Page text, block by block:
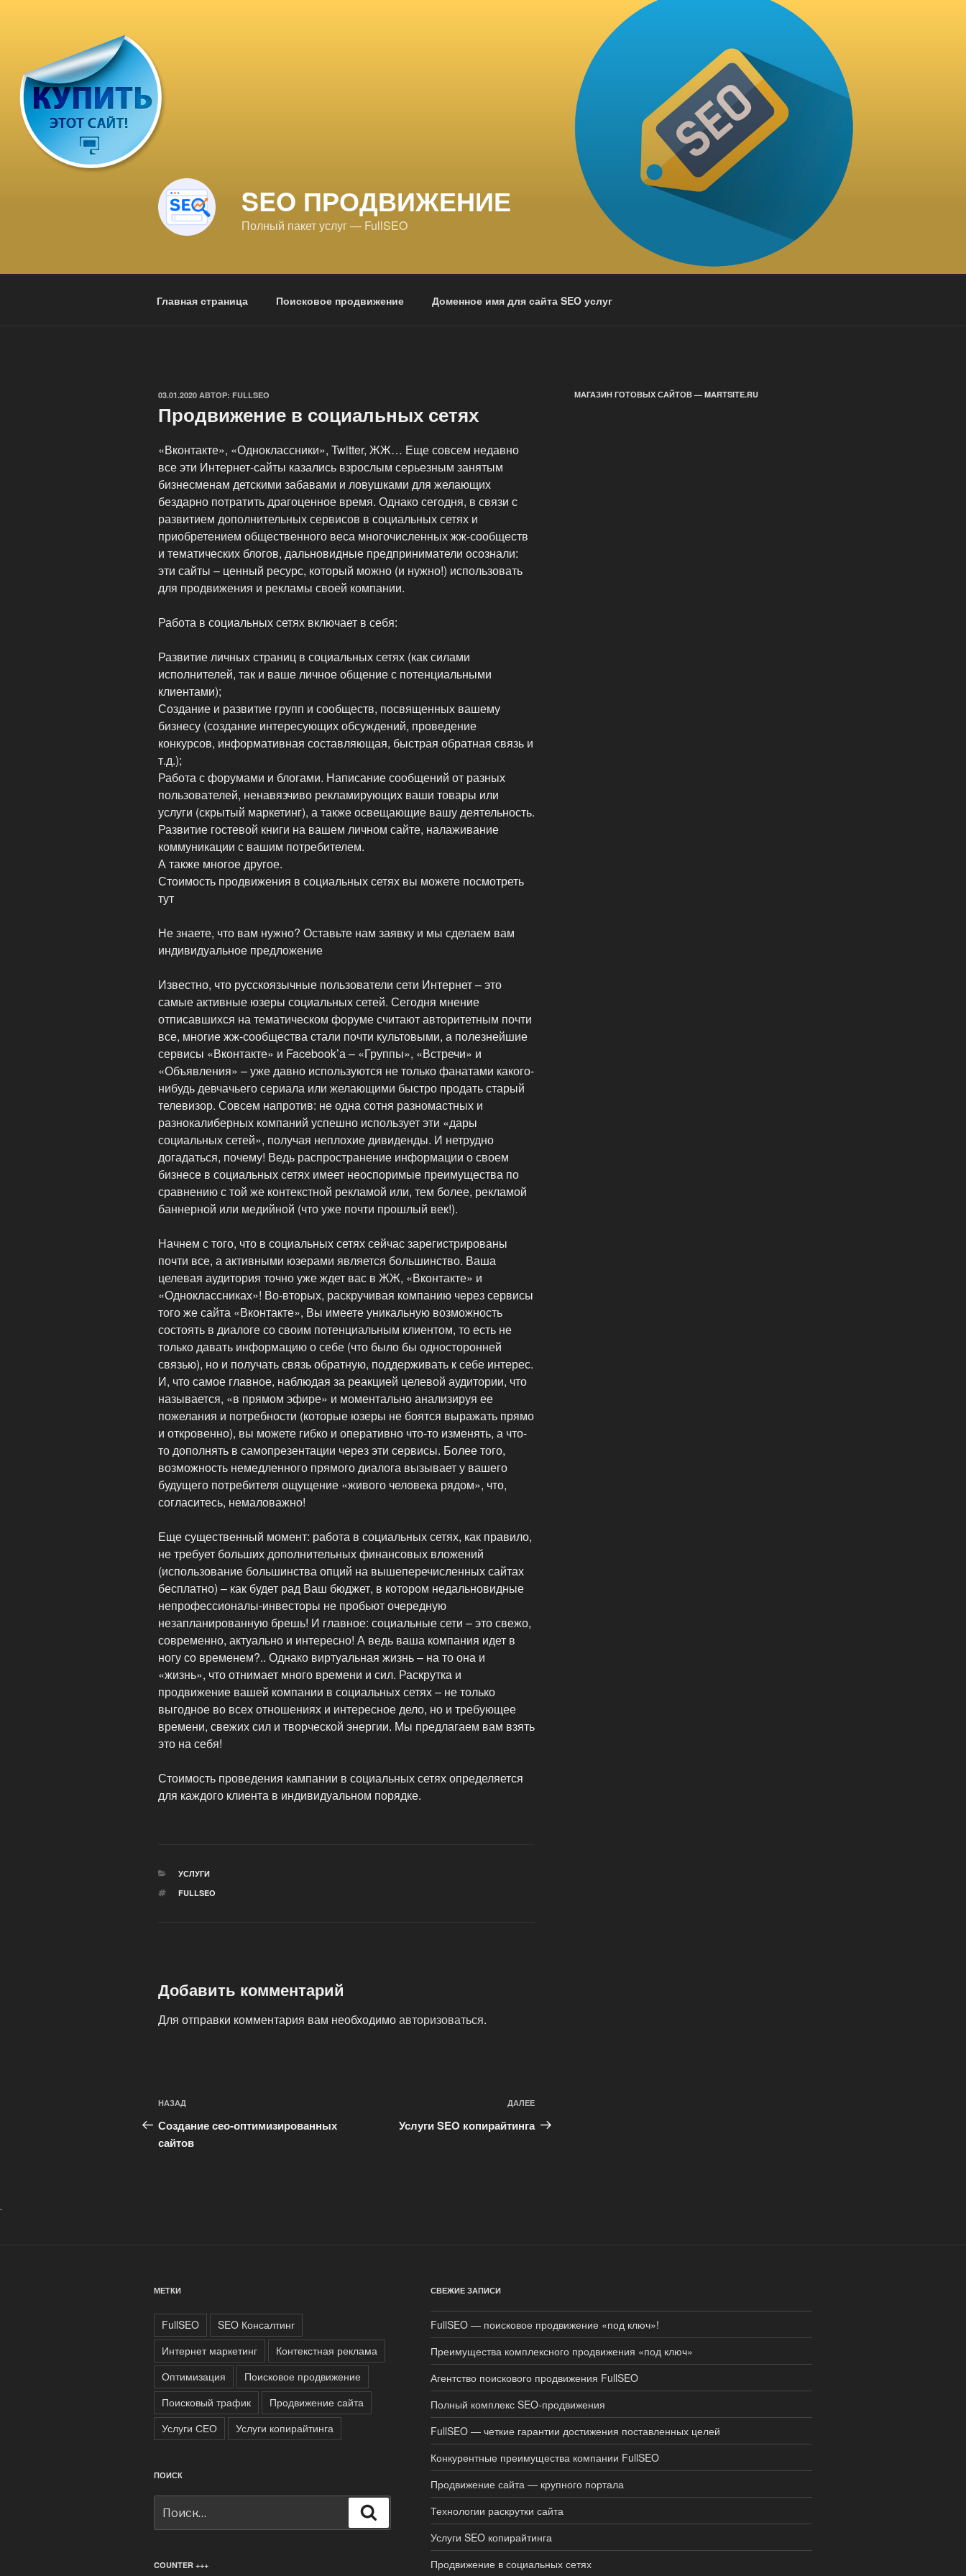
SEO ПРОДВИЖЕНИЕ
Полный пакет услуг — FullSEO
Главная страница Поисковое продвижение Доменное имя для сайта SEO услуг
ОПУБЛИКОВАНО
03.01.2020 АВТОР: FULLSEO
Продвижение в социальных сетях
«Вконтакте», «Одноклассники», Twitter, ЖЖ… Еще совсем недавно
все эти Интернет-сайты казались взрослым серьезным занятым
бизнесменам детскими забавами и ловушками для желающих
бездарно потратить драгоценное время. Однако сегодня, в связи с
развитием дополнительных сервисов в социальных сетях и
приобретением общественного веса многочисленных жж-сообществ
и тематических блогов, дальновидные предприниматели осознали:
эти сайты – ценный ресурс, который можно (и нужно!) использовать
для продвижения и рекламы своей компании.
Работа в социальных сетях включает в себя:
Развитие личных страниц в социальных сетях (как силами
исполнителей, так и ваше личное общение с потенциальными
клиентами);
Создание и развитие групп и сообществ, посвященных вашему
бизнесу (создание интересующих обсуждений, проведение
конкурсов, информативная составляющая, быстрая обратная связь и
т.д.);
Работа с форумами и блогами. Написание сообщений от разных
пользователей, ненавязчиво рекламирующих ваши товары или
услуги (скрытый маркетинг), а также освещающие вашу деятельность.
Развитие гостевой книги на вашем личном сайте, налаживание
коммуникации с вашим потребителем.
А также многое другое.
Стоимость продвижения в социальных сетях вы можете посмотреть
тут
Не знаете, что вам нужно? Оставьте нам заявку и мы сделаем вам
индивидуальное предложение
Известно, что русскоязычные пользователи сети Интернет – это
самые активные юзеры социальных сетей. Сегодня мнение
отписавшихся на тематическом форуме считают авторитетным почти
все, многие жж-сообщества стали почти культовыми, а полезнейшие
сервисы «Вконтакте» и Facebook’а – «Группы», «Встречи» и
«Объявления» – уже давно используются не только фанатами какого-
нибудь девчачьего сериала или желающими быстро продать старый
телевизор. Совсем напротив: не одна сотня разномастных и
разнокалиберных компаний успешно использует эти «дары
социальных сетей», получая неплохие дивиденды. И нетрудно
догадаться, почему! Ведь распространение информации о своем
бизнесе в социальных сетях имеет неоспоримые преимущества по
сравнению с той же контекстной рекламой или, тем более, рекламой
баннерной или медийной (что уже почти прошлый век!).
Начнем с того, что в социальных сетях сейчас зарегистрированы
почти все, а активными юзерами является большинство. Ваша
целевая аудитория точно уже ждет вас в ЖЖ, «Вконтакте» и
«Одноклассниках»! Во-вторых, раскручивая компанию через сервисы
того же сайта «Вконтакте», Вы имеете уникальную возможность
состоять в диалоге со своим потенциальным клиентом, то есть не
только давать информацию о себе (что было бы односторонней
связью), но и получать связь обратную, поддерживать к себе интерес.
И, что самое главное, наблюдая за реакцией целевой аудитории, что
называется, «в прямом эфире» и моментально анализируя ее
пожелания и потребности (которые юзеры не боятся выражать прямо
и откровенно), вы можете гибко и оперативно что-то изменять, а что-
то дополнять в самопрезентации через эти сервисы. Более того,
возможность немедленного прямого диалога вызывает у вашего
будущего потребителя ощущение «живого человека рядом», что,
согласитесь, немаловажно!
Еще существенный момент: работа в социальных сетях, как правило,
не требует больших дополнительных финансовых вложений
(использование большинства опций на вышеперечисленных сайтах
бесплатно) – как будет рад Ваш бюджет, в котором недальновидные
непрофессионалы-инвесторы не пробьют очередную
незапланированную брешь! И главное: социальные сети – это свежо,
современно, актуально и интересно! А ведь ваша компания идет в
ногу со временем?.. Однако виртуальная жизнь – на то она и
«жизнь», что отнимает много времени и сил. Раскрутка и
продвижение вашей компании в социальных сетях – не только
выгодное во всех отношениях и интересное дело, но и требующее
времени, свежих сил и творческой энергии. Мы предлагаем вам взять
это на себя!
Стоимость проведения кампании в социальных сетях определяется
для каждого клиента в индивидуальном порядке.
РУБРИКИ
УСЛУГИ
МЕТКИ
FULLSEO
Добавить комментарий
Для отправки комментария вам необходимоавторизоваться.
Навигация
по
записям
Предыдущая
запись:
НАЗАД
Создание сео-оптимизированных
сайтов
запись
ДАЛЕЕ
Услуги SEO копирайтинга
МАГАЗИН ГОТОВЫХ САЙТОВ — MARTSITE.RU
.
МЕТКИ
FullSEO
SEO Консалтинг
Интернет маркетинг
Контекстная реклама
Оптимизация
Поисковое продвижение
Поисковый трафик
Продвижение сайта
Услуги СЕО
Услуги копирайтинга
ПОИСК
COUNTER +++
СВЕЖИЕ ЗАПИСИ
FullSEO — поисковое продвижение «под ключ»!
Преимущества комплексного продвижения «под ключ»
Агентство поискового продвижения FullSEO
Полный комплекс SEO-продвижения
FullSEO — четкие гарантии достижения поставленных целей
Конкурентные преимущества компании FullSEO
Продвижение сайта — крупного портала
Технологии раскрутки сайта
Услуги SEO копирайтинга
Продвижение в социальных сетях